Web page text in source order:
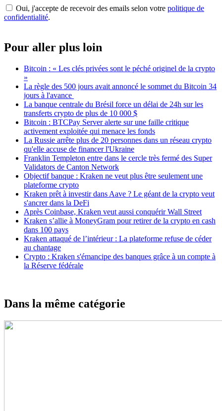
Oui, j'accepte de recevoir des emails selon votre politique de
confidentialité.
Pour aller plus loin
Bitcoin : « Les clés privées sont le péché originel de la crypto
»
La règle des 500 jours avait annoncé le sommet du Bitcoin 34
jours à l'avance
La banque centrale du Brésil force un délai de 24h sur les
transferts crypto de plus de 10 000 $
Bitcoin : BTCPay Server alerte sur une faille critique
activement exploitée qui menace les fonds
La Russie arrête plus de 20 personnes dans un réseau crypto
qu'elle accuse de financer l'Ukraine
Franklin Templeton entre dans le cercle très fermé des Super
Validators de Canton Network
Objectif banque : Kraken ne veut plus être seulement une
plateforme crypto
Kraken prêt à investir dans Aave ? Le géant de la crypto veut
s'ancrer dans la DeFi
Après Coinbase, Kraken veut aussi conquérir Wall Street
Kraken s’allie à MoneyGram pour retirer de la crypto en cash
dans 100 pays
Kraken attaqué de l’intérieur : La plateforme refuse de céder
au chantage
Crypto : Kraken s'émancipe des banques grâce à un compte à
la Réserve fédérale
Dans la même catégorie